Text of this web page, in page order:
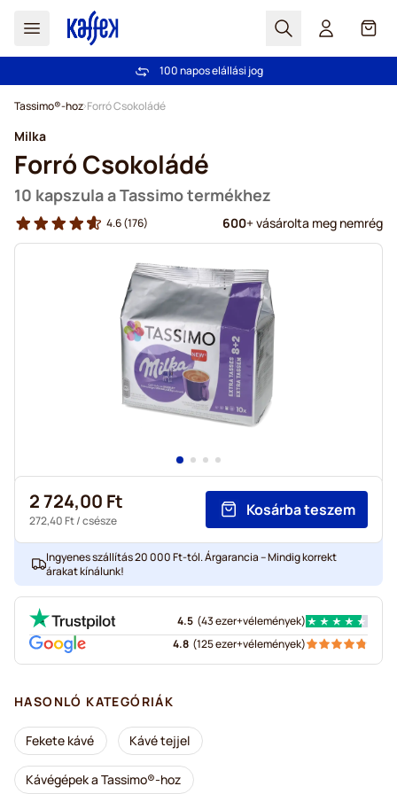
Search Cart
Ingyenes szállítás 20 000 Ft-tól
100 napos elállási jog
Tassimo®-hoz Forró Csokoládé
Milka
Forró Csokoládé
10 kapszula a Tassimo termékhez
4.6(176) 600+ vásárolta meg nemrég
2 724,00 Ft
272,40 Ft/ csésze
Kosárba teszem
Ingyenes szállítás 20 000 Ft-tól. Árgarancia – Mindig korrekt
árakat kínálunk!
4.5 (43 ezer+vélemények)
4.8 (125 ezer+vélemények)
HASONLÓ KATEGÓRIÁK
Fekete kávé Kávé tejjel
Kávégépek a Tassimo®-hoz